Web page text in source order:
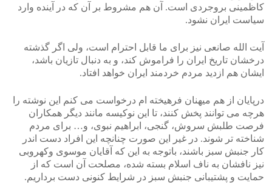
کاظمینی بروجردی است. آن هم مشروط بر آن که در آینده وارد
سیاست ایران نشود.
آیت الله صانعی نیز برای ما قابل احترام است، ولی اگر گذشته
درخشان تاریخ ایران را فراموش کند، و به دنبال تازیان باشد،
ایشان هم ازدید مردم خردمند ایران خواهد افتاد.
درپایان از هم میهنان فرهیخته ام درخواست می کنم این نوشته را
هرچه می توانند پخش کنند، تا این نوکیسه مانند دیگر همکاران
فرصت طلبش سروش، گنجی، ابراهیم نبوی، و… برای مردم
شناخته تر شوند. در غیر این صورت چنانچه این افراد دست اندر
کار جنبش سبز باشند، باتوجه به این که آقایان موسوی وکهروبی
نیز نافشان به ناف اسلام بسته شده، مصلحت آن است که از
حمایت و پشتیبانی جنبش سبز در شرایط کنونی دست برداریم.